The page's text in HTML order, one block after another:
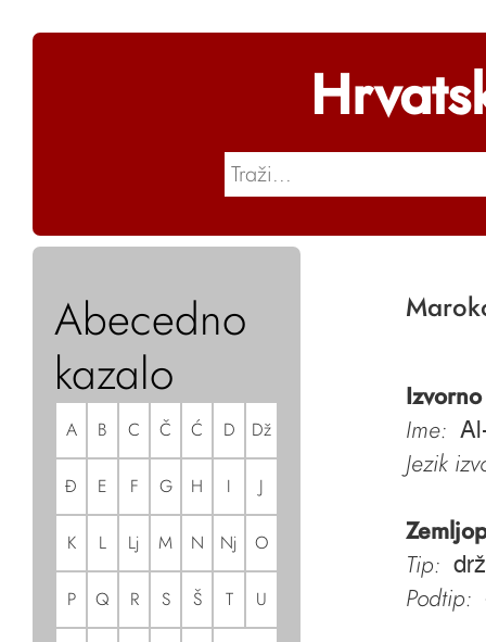
Abecedno
kazalo
A B C Č Ć D Dž
Đ E F G H I J
K L Lj M N Nj O
P Q R S Š T U
Ime:
Jezik
Tip:
Podtip: